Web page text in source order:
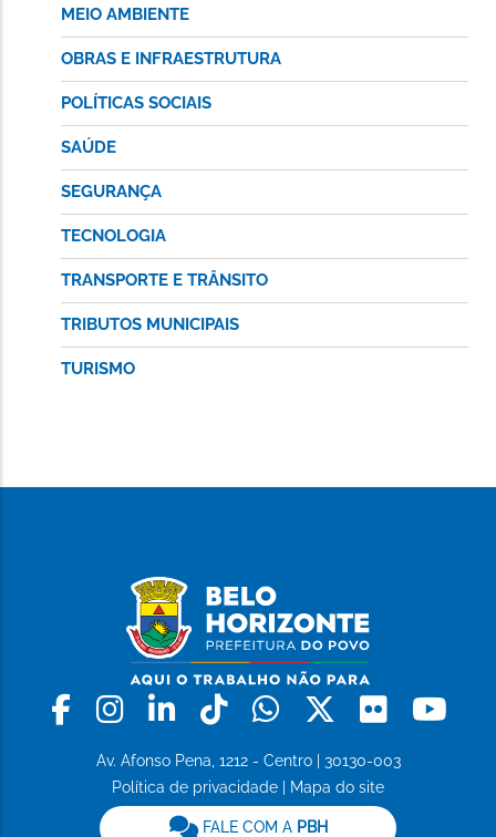
MEIO AMBIENTE
OBRAS E INFRAESTRUTURA
POLÍTICAS SOCIAIS
SAÚDE
SEGURANÇA
TECNOLOGIA
TRANSPORTE E TRÂNSITO
TRIBUTOS MUNICIPAIS
TURISMO
Facebook
Instagram
LinkedinTiktokWhatsapp
X Flickr
Av. Afonso Pena, 1212 - Centro | 30130-003
Política de privacidade
Mapa do site
FALE COM A PBH